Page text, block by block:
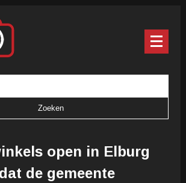
open in Elburg
de gemeente